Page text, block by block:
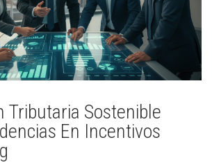
Tributaria Sostenible
En Incentivos